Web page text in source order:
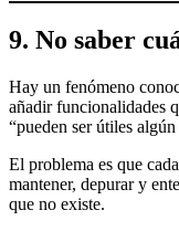
9. No saber
Hay un fenómeno
añadir funcionalidades
“pueden ser útiles algún
El problema es que
mantener, depurar y
que no existe.